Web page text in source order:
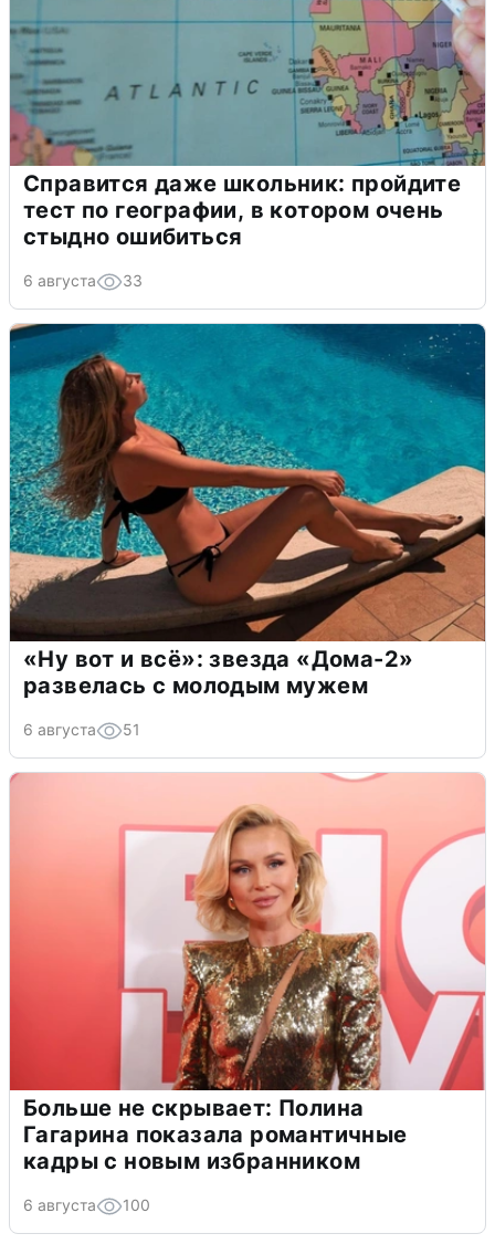
Справится даже школьник: пройдите
тест по географии, в котором очень
стыдно ошибиться
6 августа 33
«Ну вот и всё»: звезда «Дома-2»
развелась с молодым мужем
6 августа 51
Больше не скрывает: Полина
Гагарина показала романтичные
кадры с новым избранником
6 августа 100